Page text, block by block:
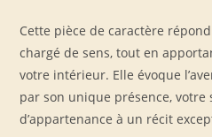
Cette pièce de caractère
chargé de sens, tout en
votre intérieur. Elle évoque
par son unique présence,
d’appartenance à un récit